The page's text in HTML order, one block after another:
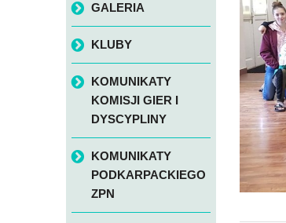
GALERIA
KLUBY
KOMUNIKATY
KOMISJI GIER I
DYSCYPLINY
KOMUNIKATY
PODKARPACKIEGO
ZPN